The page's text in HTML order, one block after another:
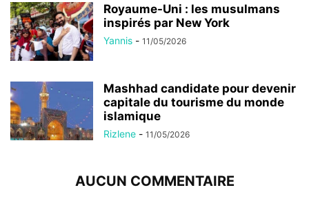
Royaume-Uni : les musulmans
inspirés par New York
Yannis - 11/05/2026
Mashhad candidate pour devenir
capitale du tourisme du monde
islamique
Rizlene - 11/05/2026
AUCUN COMMENTAIRE